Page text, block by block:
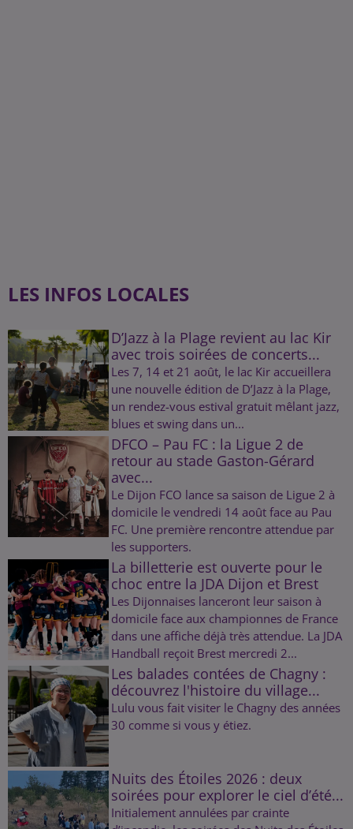
LES INFOS LOCALES
D’Jazz à la Plage revient au lac Kir
avec trois soirées de concerts...
Les 7, 14 et 21 août, le lac Kir accueillera
une nouvelle édition de D’Jazz à la Plage,
un rendez-vous estival gratuit mêlant jazz,
blues et swing dans un...
DFCO – Pau FC : la Ligue 2 de
retour au stade Gaston-Gérard
avec...
Le Dijon FCO lance sa saison de Ligue 2 à
domicile le vendredi 14 août face au Pau
FC. Une première rencontre attendue par
les supporters.
La billetterie est ouverte pour le
choc entre la JDA Dijon et Brest
Les Dijonnaises lanceront leur saison à
domicile face aux championnes de France
dans une affiche déjà très attendue. La JDA
Handball reçoit Brest mercredi 2...
Les balades contées de Chagny :
découvrez l'histoire du village...
Lulu vous fait visiter le Chagny des années
30 comme si vous y étiez.
Nuits des Étoiles 2026 : deux
soirées pour explorer le ciel d’été...
Initialement annulées par crainte